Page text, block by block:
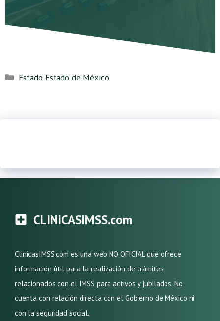
Categorías
Estado Estado de México
CLINICASIMSS.com
ClinicasIMSS.com es una web NO OFICIAL que ofrece
información útil para la realización de trámites
relacionados con el IMSS para activos y jubilados. No
cuenta con relación directa con el Gobierno de México ni
con la seguridad social.